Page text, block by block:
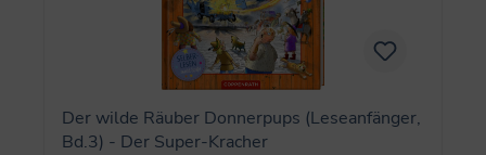
Der wilde Räuber Donnerpups (Leseanfänger,
Bd.3) - Der Super-Kracher